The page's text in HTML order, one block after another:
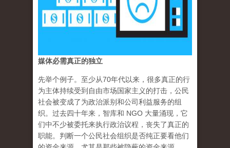
媒体必需真正的独立
先举个例子。至少从70年代以来，很多真正的行
为主体持续受到自由市场国家主义的打击，公民
社会被变成了为政治派别和公司利益服务的组
织。过去四十年来，智库和 NGO 大量涌现，它
们中不少被委托来执行政治议程，丧失了真正的
职能。判断一个公民社会组织是否纯正要看他们